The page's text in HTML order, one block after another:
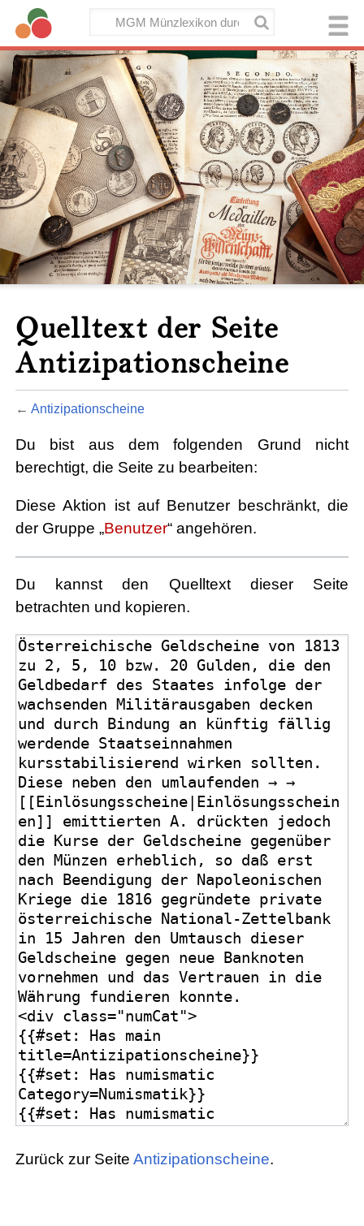
Quelltext der Seite
Antizipationscheine
←Antizipationscheine
Du bist aus dem folgenden Grund nicht
berechtigt, die Seite zu bearbeiten:
Diese Aktion ist auf Benutzer beschränkt, die
der Gruppe „Benutzer“ angehören.
Du kannst den Quelltext dieser Seite
betrachten und kopieren.
Zurück zur SeiteAntizipationscheine.